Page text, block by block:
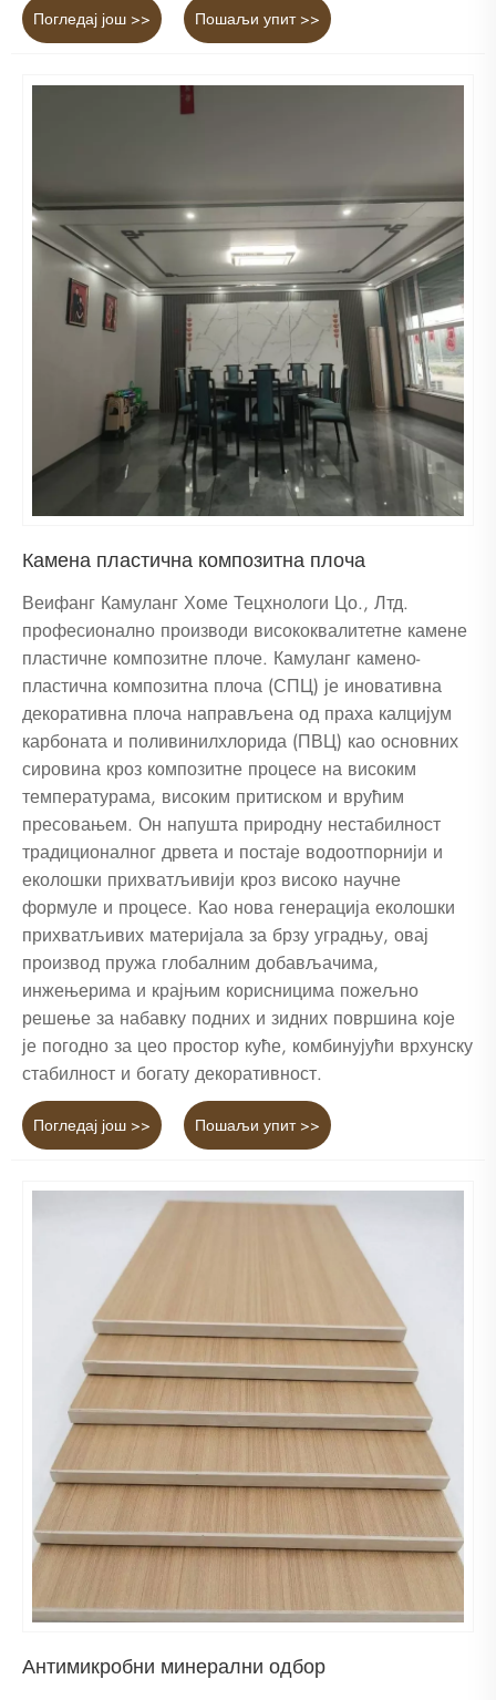
Погледај још >> Пошаљи упит >>
Камена пластична композитна плоча
Веифанг Камуланг Хоме Тецхнологи Цо., Лтд.
професионално производи висококвалитетне камене
пластичне композитне плоче. Камуланг камено-
пластична композитна плоча (СПЦ) је иновативна
декоративна плоча направљена од праха калцијум
карбоната и поливинилхлорида (ПВЦ) као основних
сировина кроз композитне процесе на високим
температурама, високим притиском и врућим
пресовањем. Он напушта природну нестабилност
традиционалног дрвета и постаје водоотпорнији и
еколошки прихватљивији кроз високо научне
формуле и процесе. Као нова генерација еколошки
прихватљивих материјала за брзу уградњу, овај
производ пружа глобалним добављачима,
инжењерима и крајњим корисницима пожељно
решење за набавку подних и зидних површина које
је погодно за цео простор куће, комбинујући врхунску
стабилност и богату декоративност.
Погледај још >> Пошаљи упит >>
Антимикробни минерални одбор